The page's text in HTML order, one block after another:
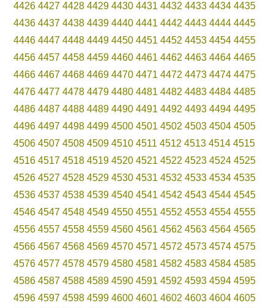
4426 4427 4428 4429 4430 4431 4432 4433 4434 4435
4436 4437 4438 4439 4440 4441 4442 4443 4444 4445
4446 4447 4448 4449 4450 4451 4452 4453 4454 4455
4456 4457 4458 4459 4460 4461 4462 4463 4464 4465
4466 4467 4468 4469 4470 4471 4472 4473 4474 4475
4476 4477 4478 4479 4480 4481 4482 4483 4484 4485
4486 4487 4488 4489 4490 4491 4492 4493 4494 4495
4496 4497 4498 4499 4500 4501 4502 4503 4504 4505
4506 4507 4508 4509 4510 4511 4512 4513 4514 4515
4516 4517 4518 4519 4520 4521 4522 4523 4524 4525
4526 4527 4528 4529 4530 4531 4532 4533 4534 4535
4536 4537 4538 4539 4540 4541 4542 4543 4544 4545
4546 4547 4548 4549 4550 4551 4552 4553 4554 4555
4556 4557 4558 4559 4560 4561 4562 4563 4564 4565
4566 4567 4568 4569 4570 4571 4572 4573 4574 4575
4576 4577 4578 4579 4580 4581 4582 4583 4584 4585
4586 4587 4588 4589 4590 4591 4592 4593 4594 4595
4596 4597 4598 4599 4600 4601 4602 4603 4604 4605